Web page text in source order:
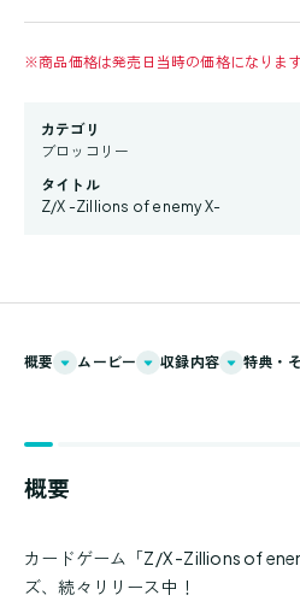
※商品価格は発売日当時の価格になります
カテゴリ
ブロッコリー
タイトル
Z/X -Zillions of enemy X-
概要 ムービー 収録内容 特典・
概要
カードゲーム「Z/X -Zillions of
ズ、続々リリース中！